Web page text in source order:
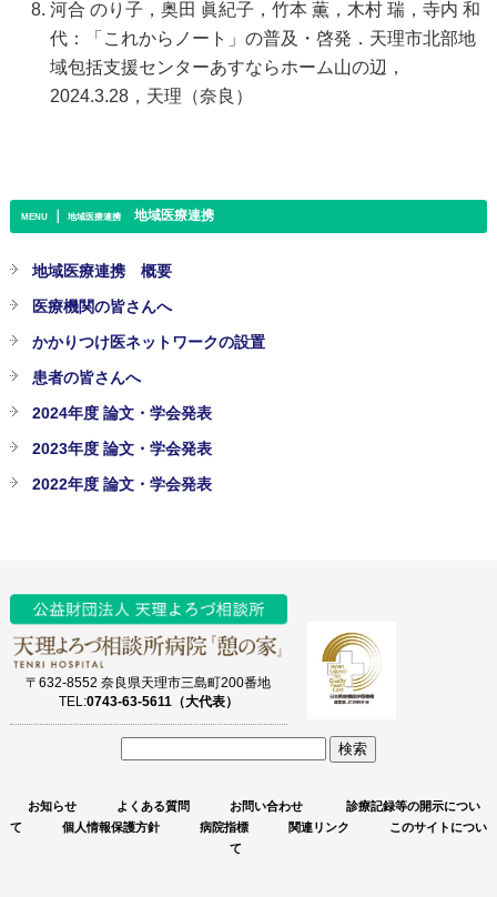
河合 のり子，奥田 眞紀子，竹本 薫，木村 瑞，寺内 和
代：「これからノート」の普及・啓発．天理市北部地
域包括支援センターあすならホーム山の辺，
2024.3.28，天理（奈良）
MENU｜ 地域医療連携地域医療連携
地域医療連携 概要
医療機関の皆さんへ
かかりつけ医ネットワークの設置
患者の皆さんへ
2024年度 論文・学会発表
2023年度 論文・学会発表
2022年度 論文・学会発表
〒632-8552 奈良県天理市三島町200番地
TEL:0743-63-5611（大代表）
ト
内
お知らせ よくある質問 お問い合わせ
診療記録等の開示につい
て
個人情報保護方針 病院指標 関連リンク
このサイトについ
て